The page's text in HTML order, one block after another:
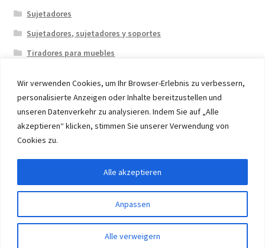
Wir verwenden Cookies, um Ihr Browser-Erlebnis zu verbessern,
personalisierte Anzeigen oder Inhalte bereitzustellen und
unseren Datenverkehr zu analysieren. Indem Sie auf „Alle
akzeptieren“ klicken, stimmen Sie unserer Verwendung von
Cookies zu.
Anpassen
Alle verweigern
Alle akzeptieren
Sujetadores
Sujetadores, sujetadores y soportes
Tiradores para muebles
© 2026 Eruon Trade UG, Germany, member of the ERUON